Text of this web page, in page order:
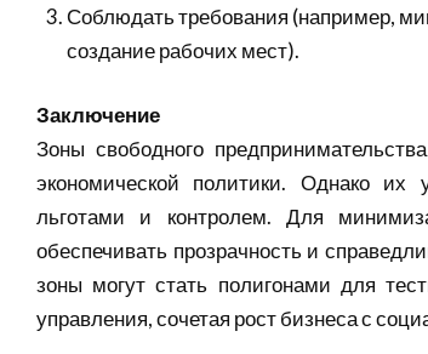
Соблюдать требования (например,
создание рабочих мест).
Заключение
Зоны свободного
экономической политики. Однако
льготами и контролем. Для
обеспечивать прозрачность и
зоны могут стать полигонами для
управления, сочетая рост бизнеса с